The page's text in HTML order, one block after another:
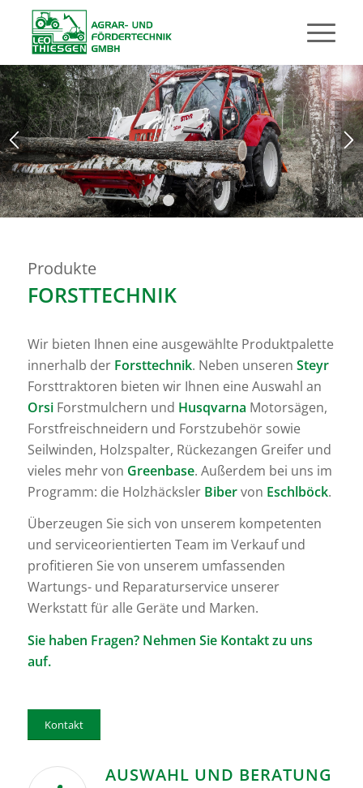
1 2 3
Produkte
FORSTTECHNIK
Wir bieten Ihnen eine ausgewählte Produktpalette
innerhalb der Forsttechnik. Neben unseren Steyr
Forsttraktoren bieten wir Ihnen eine Auswahl an
OrsiForstmulchern und Husqvarna Motorsägen,
Forstfreischneidern und Forstzubehör sowie
Seilwinden, Holzspalter, Rückezangen Greifer und
vieles mehr von Greenbase. Außerdem bei uns im
Programm: die Holzhäcksler Bibervon Eschlböck.
Überzeugen Sie sich von unserem kompetenten
und serviceorientierten Team im Verkauf und
profitieren Sie von unserem umfassenden
Wartungs- und Reparaturservice unserer
Werkstatt für alle Geräte und Marken.
Sie haben Fragen? Nehmen Sie Kontakt zu uns
auf.
Kontakt
AUSWAHL UND BERATUNG